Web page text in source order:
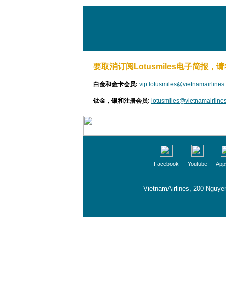
要取消订阅Lotusmiles电子简报，
白金和金卡会员:
钛金，银和注册会员:
Facebook Youtube
VietnamAirlines, 200